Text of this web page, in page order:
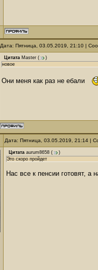
Дата: Пятница, 03.05.2019, 21:10 |
Цитата Master (
)
новое
Они меня как раз не ебали
Дата: Пятница, 03.05.2019, 21:14 |
Цитата aurum8658 (
)
Это скоро пройдет
Нас все к пенсии готовят, а